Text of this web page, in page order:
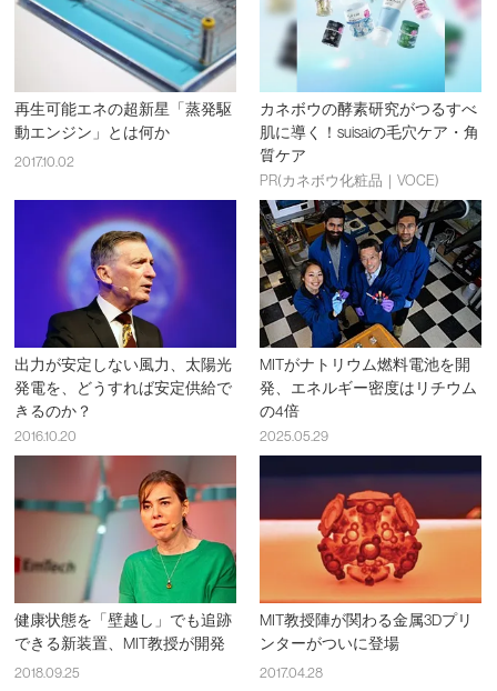
再生可能エネの超新星「蒸発駆
動エンジン」とは何か
2017.10.02
カネボウの酵素研究がつるすべ
肌に導く！suisaiの毛穴ケア・角
質ケア
PR(カネボウ化粧品｜VOCE)
出力が安定しない風力、太陽光
発電を、どうすれば安定供給で
きるのか？
2016.10.20
MITがナトリウム燃料電池を開
発、エネルギー密度はリチウム
の4倍
2025.05.29
健康状態を「壁越し」でも追跡
できる新装置、MIT教授が開発
2018.09.25
MIT教授陣が関わる金属3Dプリ
ンターがついに登場
2017.04.28